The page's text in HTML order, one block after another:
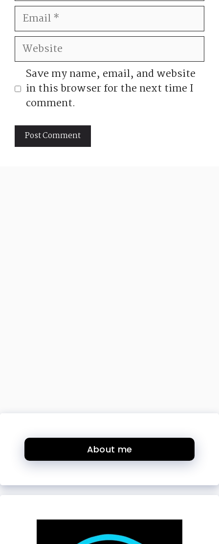
Email
Website
Save my name, email, and website
in this browser for the next time I
comment.
About me